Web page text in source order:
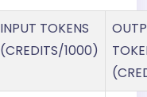
INPUT TOKENS
(CREDITS/1000)